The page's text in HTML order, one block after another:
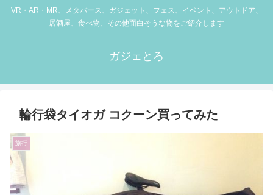
VR・AR・MR、メタバース、ガジェット、フェス、イベント、アウトドア、
居酒屋、食べ物、その他面白そうな物をご紹介します
ガジェとろ
輪行袋タイオガ コクーン買ってみた
旅行